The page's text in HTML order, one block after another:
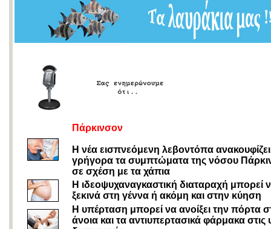
Πάρκινσον
Η νέα εισπνεόμενη λεβοντόπα
γρήγορα τα συμπτώματα της νόσου
σε σχέση με τα χάπια
Η ιδεοψυχαναγκαστική διαταραχή μπορεί
ξεκινά στη γέννα ή ακόμη και στην κύηση
Η υπέρταση μπορεί να ανοίξει την πόρτα
άνοια και τα αντιυπερτασικά φάρμακα στις